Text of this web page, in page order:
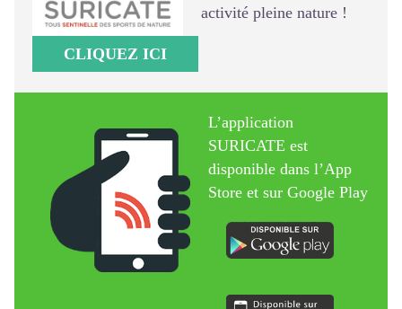
activité pleine nature !
CLIQUEZ ICI
L’application
SURICATE est
disponible dans l’App
Store et sur Google Play